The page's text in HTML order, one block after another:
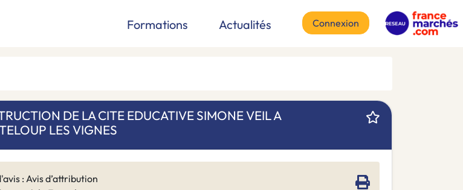
Formations Actualités Connexion
DE LA CITE EDUCATIVE SIMONE VEIL A
LES VIGNES
: Avis d’attribution